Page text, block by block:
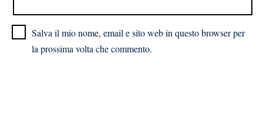
Salva il mio nome, email e sito web in questo browser per
la prossima volta che commento.